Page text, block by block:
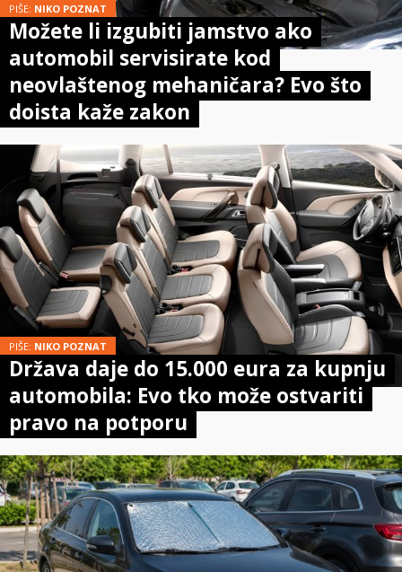
PIŠE: NIKO POZNAT
Možete li izgubiti jamstvo ako
automobil servisirate kod
neovlaštenog mehaničara? Evo što
doista kaže zakon
PIŠE: NIKO POZNAT
Država daje do 15.000 eura za kupnju
automobila: Evo tko može ostvariti
pravo na potporu